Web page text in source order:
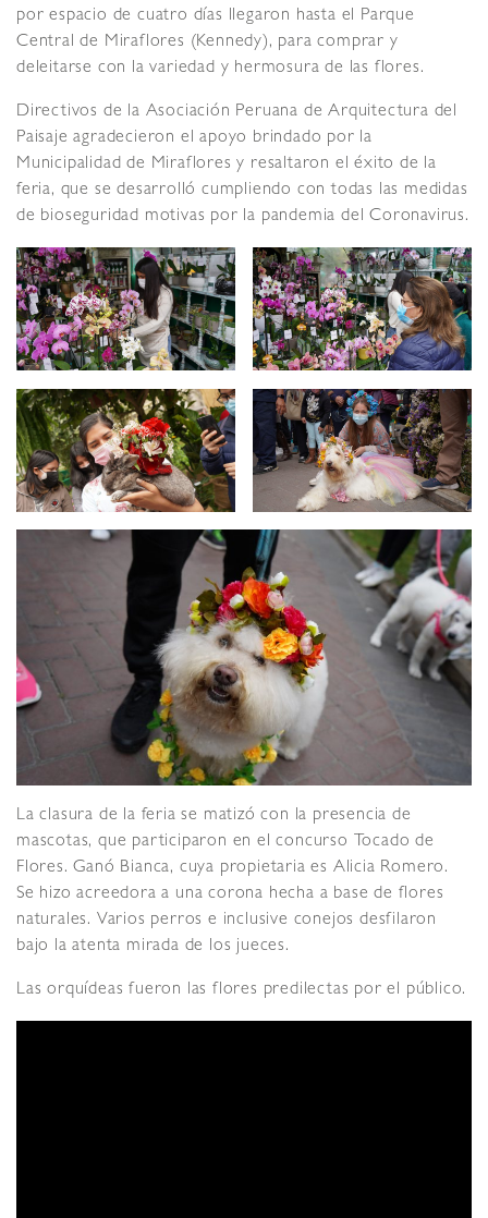
por espacio de cuatro días llegaron hasta el Parque
Central de Miraflores (Kennedy), para comprar y
deleitarse con la variedad y hermosura de las flores.
Directivos de la Asociación Peruana de Arquitectura del
Paisaje agradecieron el apoyo brindado por la
Municipalidad de Miraflores y resaltaron el éxito de la
feria, que se desarrolló cumpliendo con todas las medidas
de bioseguridad motivas por la pandemia del Coronavirus.
La clasura de la feria se matizó con la presencia de
mascotas, que participaron en el concurso Tocado de
Flores. Ganó Bianca, cuya propietaria es Alicia Romero.
Se hizo acreedora a una corona hecha a base de flores
naturales. Varios perros e inclusive conejos desfilaron
bajo la atenta mirada de los jueces.
Las orquídeas fueron las flores predilectas por el público.